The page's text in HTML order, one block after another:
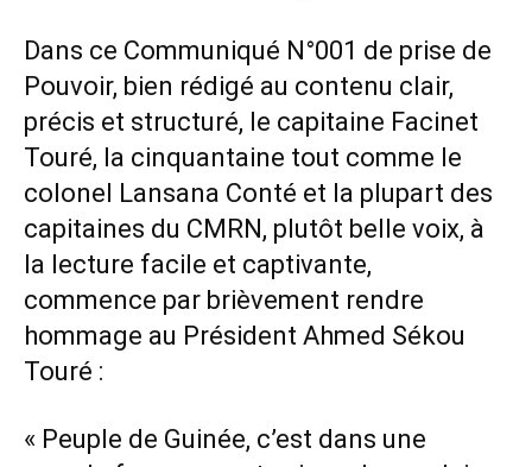
Dans ce Communiqué N°001 de prise de
Pouvoir, bien rédigé au contenu clair,
précis et structuré, le capitaine Facinet
Touré, la cinquantaine tout comme le
colonel Lansana Conté et la plupart des
capitaines du CMRN, plutôt belle voix, à
la lecture facile et captivante,
commence par brièvement rendre
hommage au Président Ahmed Sékou
Touré :
« Peuple de Guinée, c’est dans une